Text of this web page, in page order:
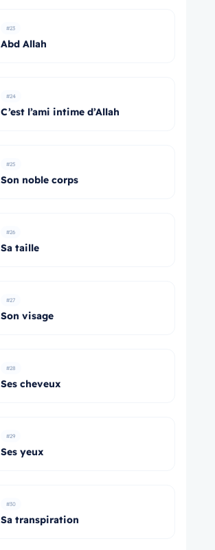
#23
Abd Allah
#24
C’est l’ami intime d’Allah
#25
Son noble corps
#26
Sa taille
#27
Son visage
#28
Ses cheveux
#29
Ses yeux
#30
Sa transpiration